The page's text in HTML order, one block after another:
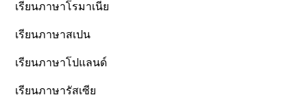
เรียนภาษาโรมาเนีย
เรียนภาษาสเปน
เรียนภาษาโปแลนด์
เรียนภาษารัสเซีย